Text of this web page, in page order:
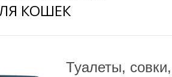
КОШЕК
Туалеты,